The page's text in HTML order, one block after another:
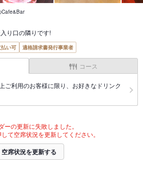
Cafe&Bar
り口の隣りです!
い可 適格請求書発行事業者
コース
ご利用のお客様に限り、お好きなドリンク
ーの更新に失敗しました。
て空席状況を更新してください。
空席状況を更新する